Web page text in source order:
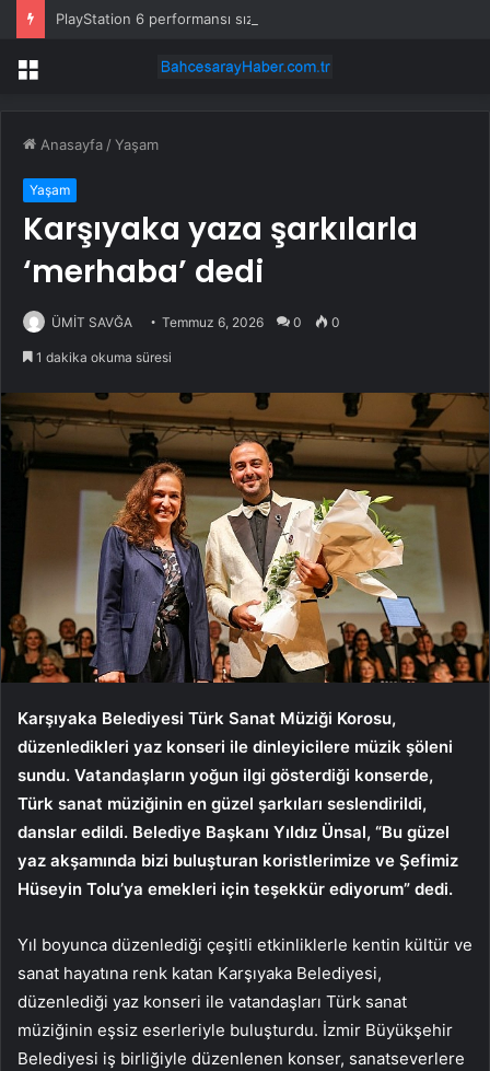
PlayStation 6 performansı sızdırıldı: PS5’i ikiye katlayabilir
Menü
Anasayfa /Yaşam
Yaşam
Karşıyaka yaza şarkılarla
‘merhaba’ dedi
ÜMİT SAVĞA Temmuz 6, 2026 0 0
1 dakika okuma süresi
Karşıyaka Belediyesi Türk Sanat Müziği Korosu,
düzenledikleri yaz konseri ile dinleyicilere müzik şöleni
sundu. Vatandaşların yoğun ilgi gösterdiği konserde,
Türk sanat müziğinin en güzel şarkıları seslendirildi,
danslar edildi. Belediye Başkanı Yıldız Ünsal, “Bu güzel
yaz akşamında bizi buluşturan koristlerimize ve Şefimiz
Hüseyin Tolu’ya emekleri için teşekkür ediyorum” dedi.
Yıl boyunca düzenlediği çeşitli etkinliklerle kentin kültür ve
sanat hayatına renk katan Karşıyaka Belediyesi,
düzenlediği yaz konseri ile vatandaşları Türk sanat
müziğinin eşsiz eserleriyle buluşturdu. İzmir Büyükşehir
Belediyesi iş birliğiyle düzenlenen konser, sanatseverlere